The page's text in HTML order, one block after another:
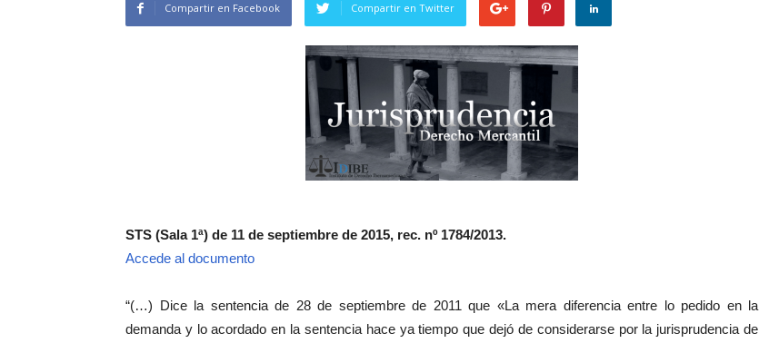
Compartir en Facebook Compartir en Twitter
STS (Sala 1ª) de 11 de septiembre de 2015, rec. nº 1784/2013.
Accede al documento
“(…) Dice la sentencia de 28 de septiembre de 2011 que «La mera diferencia entre lo pedido en la
demanda y lo acordado en la sentencia hace ya tiempo que dejó de considerarse por la jurisprudencia de